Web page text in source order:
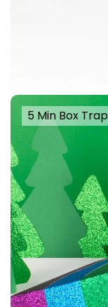
5 Min Box Trap